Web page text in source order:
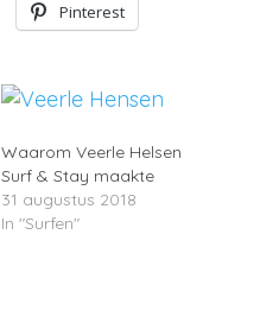
Pinterest
Waarom Veerle Helsen
Surf & Stay maakte
31 augustus 2018
In "Surfen"